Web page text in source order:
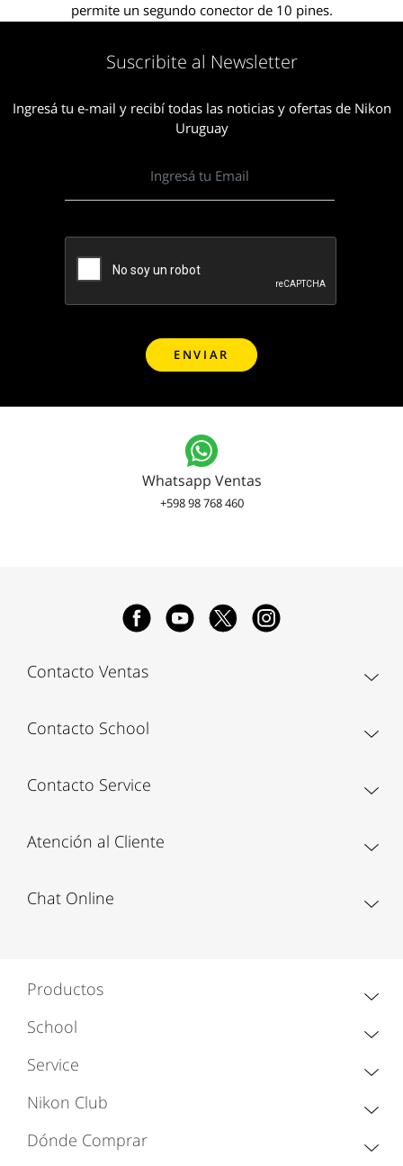
permite un segundo conector de 10 pines.
Suscribite al Newsletter
Ingresá tu e-mail y recibí todas las noticias y ofertas de Nikon
Uruguay
Whatsapp Ventas
+598 98 768 460
Contacto Ventas
Contacto School
Contacto Service
Atención al Cliente
Chat Online
Productos
School
Service
Nikon Club
Dónde Comprar